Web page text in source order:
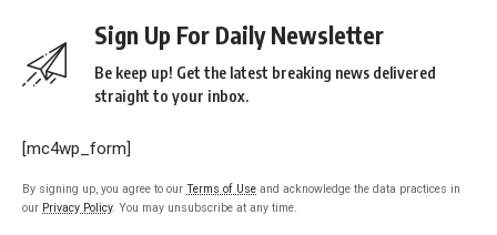
Sign Up For Daily Newsletter
Be keep up! Get the latest breaking news delivered
straight to your inbox.
[mc4wp_form]
By signing up, you agree to our Terms of Use and acknowledge the data practices in
our Privacy Policy. You may unsubscribe at any time.